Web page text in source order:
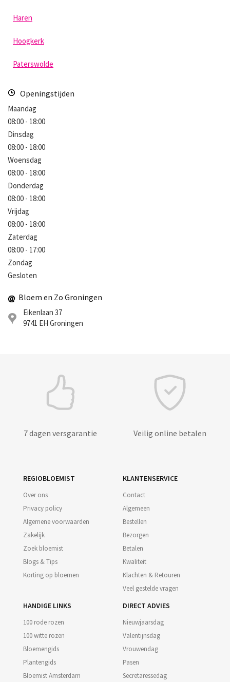
Haren
Hoogkerk
Paterswolde
Openingstijden
Maandag
08:00 - 18:00
Dinsdag
08:00 - 18:00
Woensdag
08:00 - 18:00
Donderdag
08:00 - 18:00
Vrijdag
08:00 - 18:00
Zaterdag
08:00 - 17:00
Zondag
Gesloten
Bloem en Zo Groningen
Eikenlaan 37
9741 EH Groningen
7 dagen versgarantie Veilig online betalen
REGIOBLOEMIST
Over ons
Privacy policy
Algemene voorwaarden
Zakelijk
Zoek bloemist
Blogs & Tips
Korting op bloemen
KLANTENSERVICE
Contact
Algemeen
Bestellen
Bezorgen
Betalen
Kwaliteit
Klachten & Retouren
Veel gestelde vragen
HANDIGE LINKS
100 rode rozen
100 witte rozen
Bloemengids
Plantengids
Bloemist Amsterdam
DIRECT ADVIES
Nieuwjaarsdag
Valentijnsdag
Vrouwendag
Pasen
Secretaressedag